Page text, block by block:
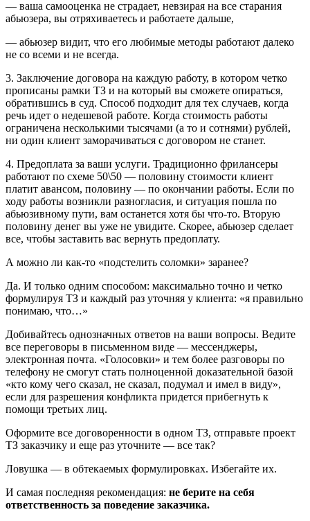
— ваша самооценка не страдает, невзирая на все старания
абьюзера, вы отряхиваетесь и работаете дальше,
— абьюзер видит, что его любимые методы работают далеко
не со всеми и не всегда.
3. Заключение договора на каждую работу, в котором четко
прописаны рамки ТЗ и на который вы сможете опираться,
обратившись в суд. Способ подходит для тех случаев, когда
речь идет о недешевой работе. Когда стоимость работы
ограничена несколькими тысячами (а то и сотнями) рублей,
ни один клиент заморачиваться с договором не станет.
4. Предоплата за ваши услуги. Традиционно фрилансеры
работают по схеме 50\50 — половину стоимости клиент
платит авансом, половину — по окончании работы. Если по
ходу работы возникли разногласия, и ситуация пошла по
абьюзивному пути, вам останется хотя бы что-то. Вторую
половину денег вы уже не увидите. Скорее, абьюзер сделает
все, чтобы заставить вас вернуть предоплату.
А можно ли как-то «подстелить соломки» заранее?
Да. И только одним способом: максимально точно и четко
формулируя ТЗ и каждый раз уточняя у клиента: «я правильно
понимаю, что…»
Добивайтесь однозначных ответов на ваши вопросы. Ведите
все переговоры в письменном виде — мессенджеры,
электронная почта. «Голосовки» и тем более разговоры по
телефону не смогут стать полноценной доказательной базой
«кто кому чего сказал, не сказал, подумал и имел в виду»,
если для разрешения конфликта придется прибегнуть к
помощи третьих лиц.
Оформите все договоренности в одном ТЗ, отправьте проект
ТЗ заказчику и еще раз уточните — все так?
Ловушка — в обтекаемых формулировках. Избегайте их.
И самая последняя рекомендация: не берите на себя
ответственность за поведение заказчика.